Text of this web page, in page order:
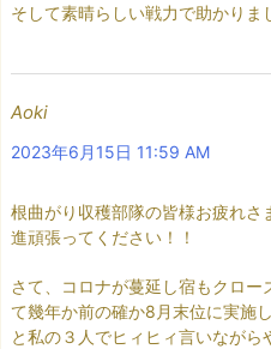
そして素晴らしい戦力で助かり
Aoki
2023年6月15日 11:59 AM
根曲がり収穫部隊の皆様お疲れ
進頑張ってください！！
さて、コロナが蔓延し宿もクロ
て幾年か前の確か8月末位に実施
と私の３人でヒィヒィ言いながら